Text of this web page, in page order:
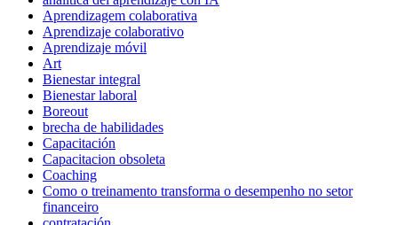
Aprendizagem colaborativa
Aprendizaje colaborativo
Aprendizaje móvil
Art
Bienestar integral
Bienestar laboral
Boreout
brecha de habilidades
Capacitación
Capacitacion obsoleta
Coaching
Como o treinamento transforma o desempenho no setor
financeiro